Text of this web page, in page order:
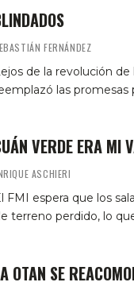
FERNÁNDEZ
de la revolución
las promesas
VERDE ERA MI
ASCHIERI
FMI espera que los
terreno perdido, lo
OTAN SE